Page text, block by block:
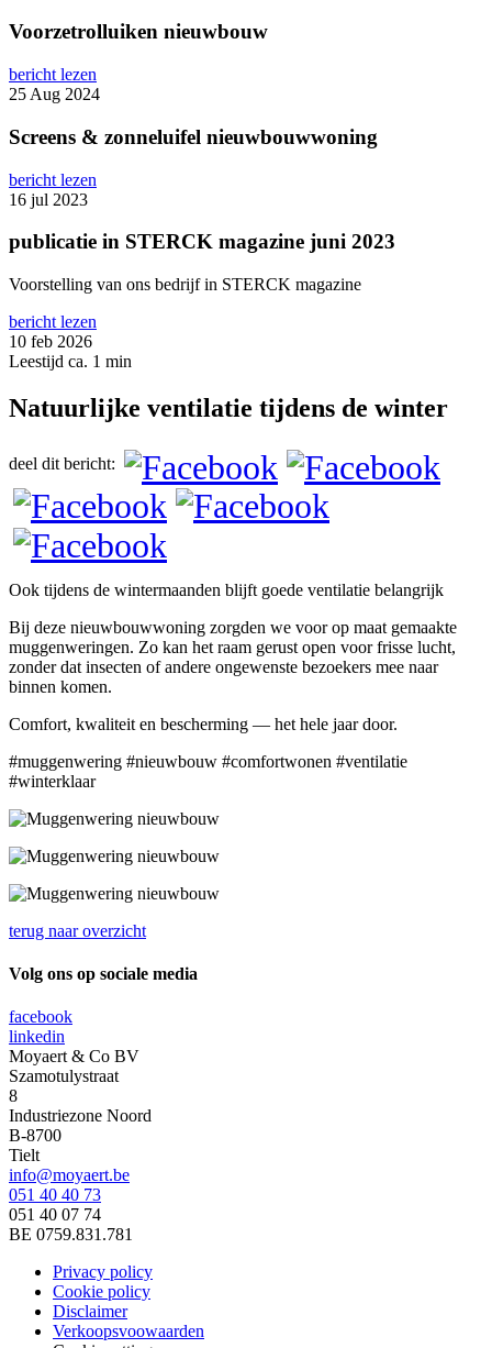
Voorzetrolluiken nieuwbouw
bericht lezen
25 Aug 2024
Screens & zonneluifel nieuwbouwwoning
bericht lezen
16 jul 2023
publicatie in STERCK magazine juni 2023
Voorstelling van ons bedrijf in STERCK magazine
bericht lezen
10 feb 2026
Leestijd ca. 1 min
Natuurlijke ventilatie tijdens de winter
deel dit bericht:
Ook tijdens de wintermaanden blijft goede ventilatie belangrijk
Bij deze nieuwbouwwoning zorgden we voor op maat gemaakte
muggenweringen. Zo kan het raam gerust open voor frisse lucht,
zonder dat insecten of andere ongewenste bezoekers mee naar
binnen komen.
Comfort, kwaliteit en bescherming — het hele jaar door.
#muggenwering #nieuwbouw #comfortwonen #ventilatie
#winterklaar
terug naar overzicht
Volg ons op sociale media
facebook
linkedin
Moyaert & Co BV
Szamotulystraat
8
Industriezone Noord
B-8700
Tielt
info@moyaert.be
051 40 40 73
051 40 07 74
BE 0759.831.781
Footer
menu
Privacy policy
Cookie policy
Disclaimer
Verkoopsvoowaarden